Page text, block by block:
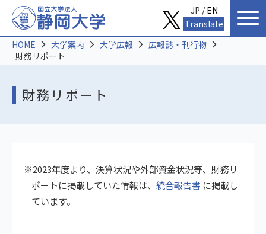
財務リポート
HOME 大学案内 大学広報
広報誌・刊行物
財務リポート
※2023年度より、決算状況や外部資金状況等、財務リ
ポートに掲載していた情報は、 統合報告書 に掲載し
ています。
JP /EN
Translate